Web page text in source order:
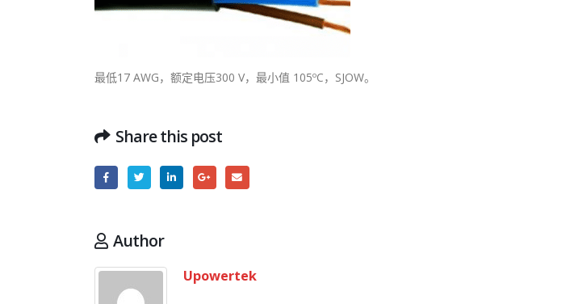
最低17 AWG，额定电压300 V，最小值 105ºC，SJOW。
Share this post
Author
Upowertek